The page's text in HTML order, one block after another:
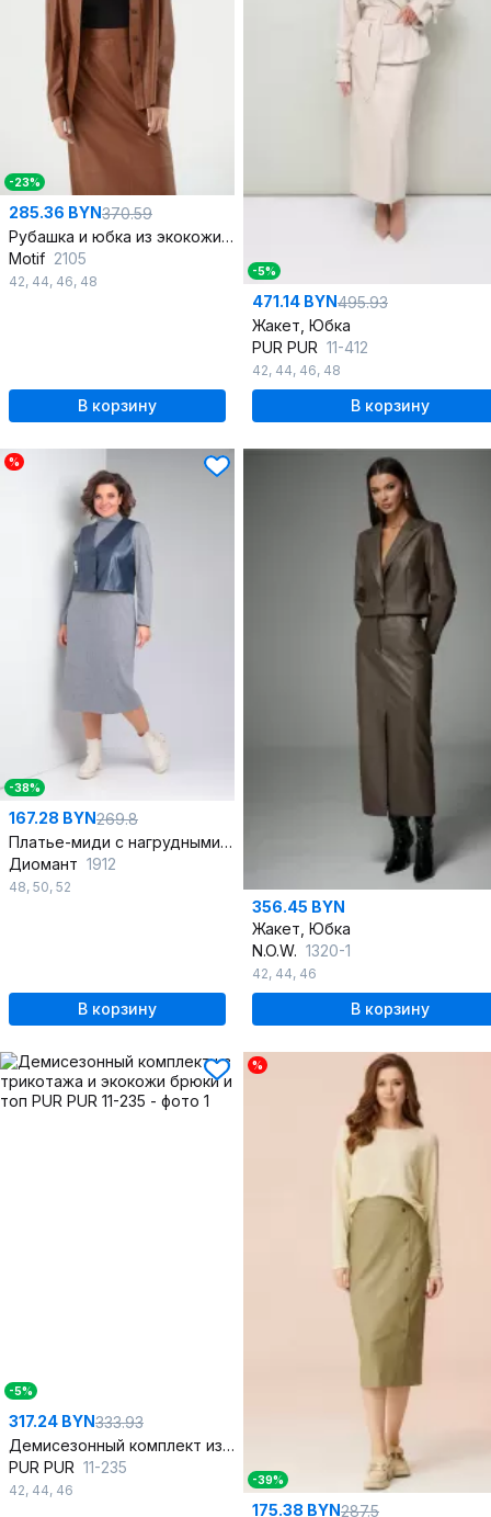
-23%
285.36 BYN370.59
Рубашка и юбка из экокожи на демисезон
Motif 2105
42, 44, 46, 48
В корзину
-5%
471.14 BYN495.93
Жакет, Юбка
PUR PUR 11-412
42, 44, 46, 48
В корзину
%
-38%
167.28 BYN269.8
Платье-миди с нагрудными вытачками и воротником стойка
Диомант 1912
48, 50, 52
В корзину
356.45 BYN
Жакет, Юбка
N.O.W. 1320-1
42, 44, 46
В корзину
-5%
317.24 BYN333.93
Демисезонный комплект из трикотажа и экокожи брюки и топ
PUR PUR 11-235
42, 44, 46
%
-39%
175.38 BYN287.5